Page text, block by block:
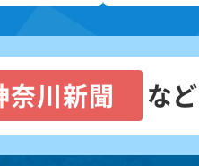
奈川新聞 な